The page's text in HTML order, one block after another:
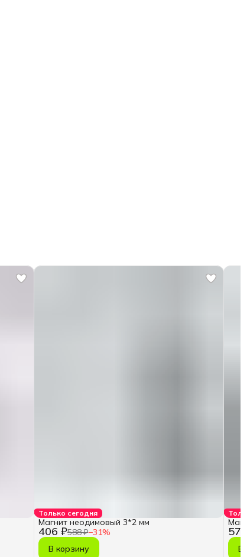
Только сегодня
406 ₽588 ₽−31%
Магнит неодимовый 3*2 мм
В корзину
570
В